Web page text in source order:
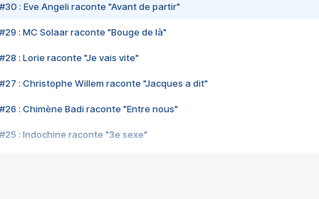
#30 : Eve Angeli raconte "Avant de partir"
#29 : MC Solaar raconte "Bouge de là"
#28 : Lorie raconte "Je vais vite"
#27 : Christophe Willem raconte "Jacques a dit"
#26 : Chimène Badi raconte "Entre nous"
#25 : Indochine raconte "3e sexe"